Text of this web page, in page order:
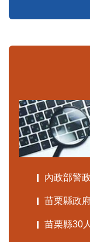
內政部警
苗栗縣政
苗栗縣30